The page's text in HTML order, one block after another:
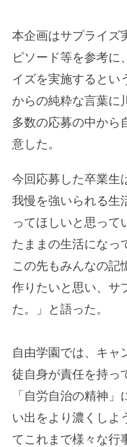
本企画はサプライズ
ピソード等を参考に
イズを実施するとい
からの純粋な言葉に
多数の応募の中から
意した。
今回応募した卒業生
我慢を強いられる生
ってほしいと思って
たままの生活になっ
この先もみんなの記
作りたいと思い、サ
た。」と語った。
自由学園では、キャ
徒自身が責任を持っ
「自労自治の精神
い出をより濃くしよ
てこれまで様々な行